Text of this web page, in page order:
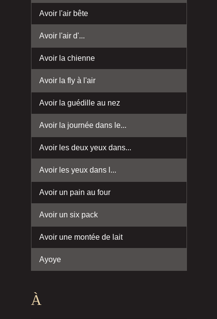
Avoir l'air bête
Avoir l'air d'...
Avoir la chienne
Avoir la fly à l'air
Avoir la guédille au nez
Avoir la journée dans le...
Avoir les deux yeux dans...
Avoir les yeux dans l...
Avoir un pain au four
Avoir un six pack
Avoir une montée de lait
Ayoye
À